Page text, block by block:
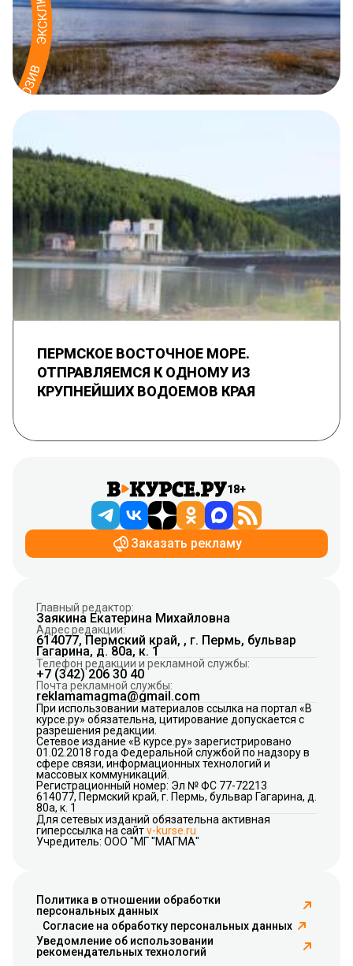
ПЕРМСКОЕ ВОСТОЧНОЕ МОРЕ.
ОТПРАВЛЯЕМСЯ К ОДНОМУ ИЗ
КРУПНЕЙШИХ ВОДОЕМОВ КРАЯ
18+
Заказать рекламу
Главный редактор:
Заякина Екатерина Михайловна
Адрес редакции:
614077, Пермский край, , г. Пермь, бульвар
Гагарина, д. 80а, к. 1
Телефон редакции и рекламной службы:
+7 (342) 206 30 40
Почта рекламной службы:
reklamamagma@gmail.com
При использовании материалов ссылка на портал «В
курсе.ру» обязательна, цитирование допускается с
разрешения редакции.
Сетевое издание «В курсе.ру» зарегистрировано
01.02.2018 года Федеральной службой по надзору в
сфере связи, информационных технологий и
массовых коммуникаций.
Регистрационный номер: Эл № ФС 77-72213
614077, Пермский край, г. Пермь, бульвар Гагарина, д.
80а, к. 1
Для сетевых изданий обязательна активная
гиперссылка на сайтv-kurse.ru
Учредитель: ООО "МГ "МАГМА"
Политика в отношении обработки
персональных данных
Согласие на обработку персональных данных
Уведомление об использовании
рекомендательных технологий